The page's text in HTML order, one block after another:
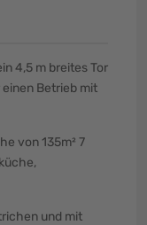
4,5 m breites Tor
Betrieb mit
von 135m² 7
und mit